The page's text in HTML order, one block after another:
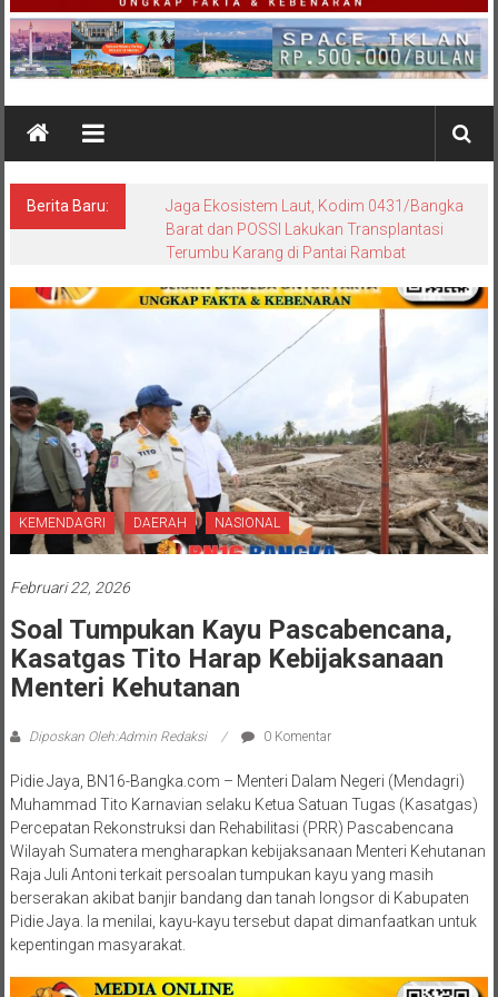
Berita Baru:
Februari 22, 2026
Soal Tumpukan Kayu Pascabencana,
Kasatgas Tito Harap Kebijaksanaan
Menteri Kehutanan
Diposkan Oleh:Admin Redaksi 0 Komentar
Pidie Jaya, BN16-Bangka.com – Menteri Dalam Negeri (Mendagri)
Muhammad Tito Karnavian selaku Ketua Satuan Tugas (Kasatgas)
Percepatan Rekonstruksi dan Rehabilitasi (PRR) Pascabencana
Wilayah Sumatera mengharapkan kebijaksanaan Menteri Kehutanan
Raja Juli Antoni terkait persoalan tumpukan kayu yang masih
berserakan akibat banjir bandang dan tanah longsor di Kabupaten
kepentingan masyarakat.